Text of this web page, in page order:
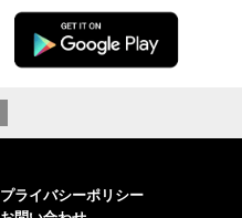
プライバシーポリシー